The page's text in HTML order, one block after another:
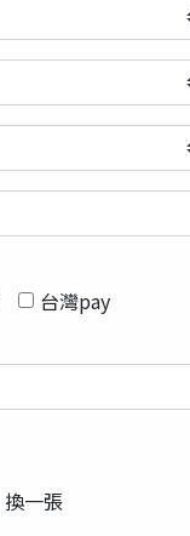
台灣pay
換一張